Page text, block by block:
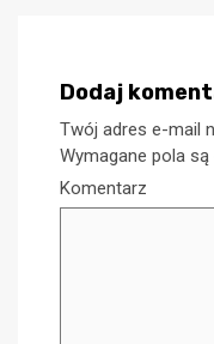
Dodaj
Twój adres e-mail
Wymagane pola
Komentarz